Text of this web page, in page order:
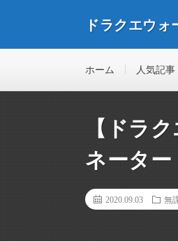
ドラクエウ
ホーム 人気記事
【ドラ
ネータ
2020.09.03 無